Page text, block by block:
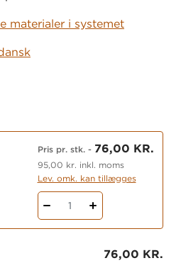
materialer i systemet
Pris pr. stk.- 76,00 KR.
95,00 kr. inkl. moms
Lev. omk. kan tillægges
1
76,00 KR.